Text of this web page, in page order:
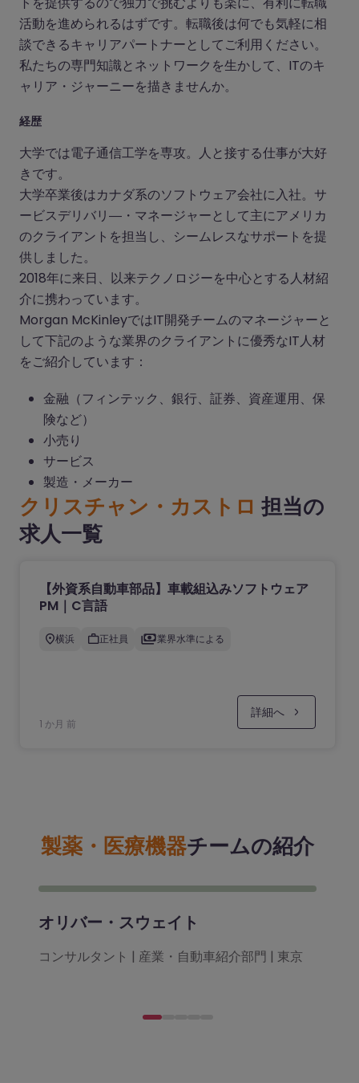
活動を進められるはずです。転職後は何でも気軽に相
談できるキャリアパートナーとしてご利用ください。
私たちの専門知識とネットワークを生かして、ITのキ
ャリア・ジャーニーを描きませんか。
経歴
大学では電子通信工学を専攻。人と接する仕事が大好
きです。
大学卒業後はカナダ系のソフトウェア会社に入社。サ
ービスデリバリ―・マネージャーとして主にアメリカ
のクライアントを担当し、シームレスなサポートを提
供しました。
2018年に来日、以来テクノロジーを中心とする人材紹
介に携わっています。
Morgan McKinleyではIT開発チームのマネージャーと
して下記のような業界のクライアントに優秀なIT人材
をご紹介しています：
金融（フィンテック、銀行、証券、資産運用、保
険など）
小売り
サービス
製造・メーカー
クリスチャン・カストロ 担当の
求人一覧
【外資系自動車部品】車載組込みソフトウェア
PM｜C言語
横浜 正社員 業界水準による
1 か月 前
詳細へ
製薬・医療機器チームの紹介
オリバー・スウェイト
コンサルタント | 産業・自動車紹介部門 | 東京